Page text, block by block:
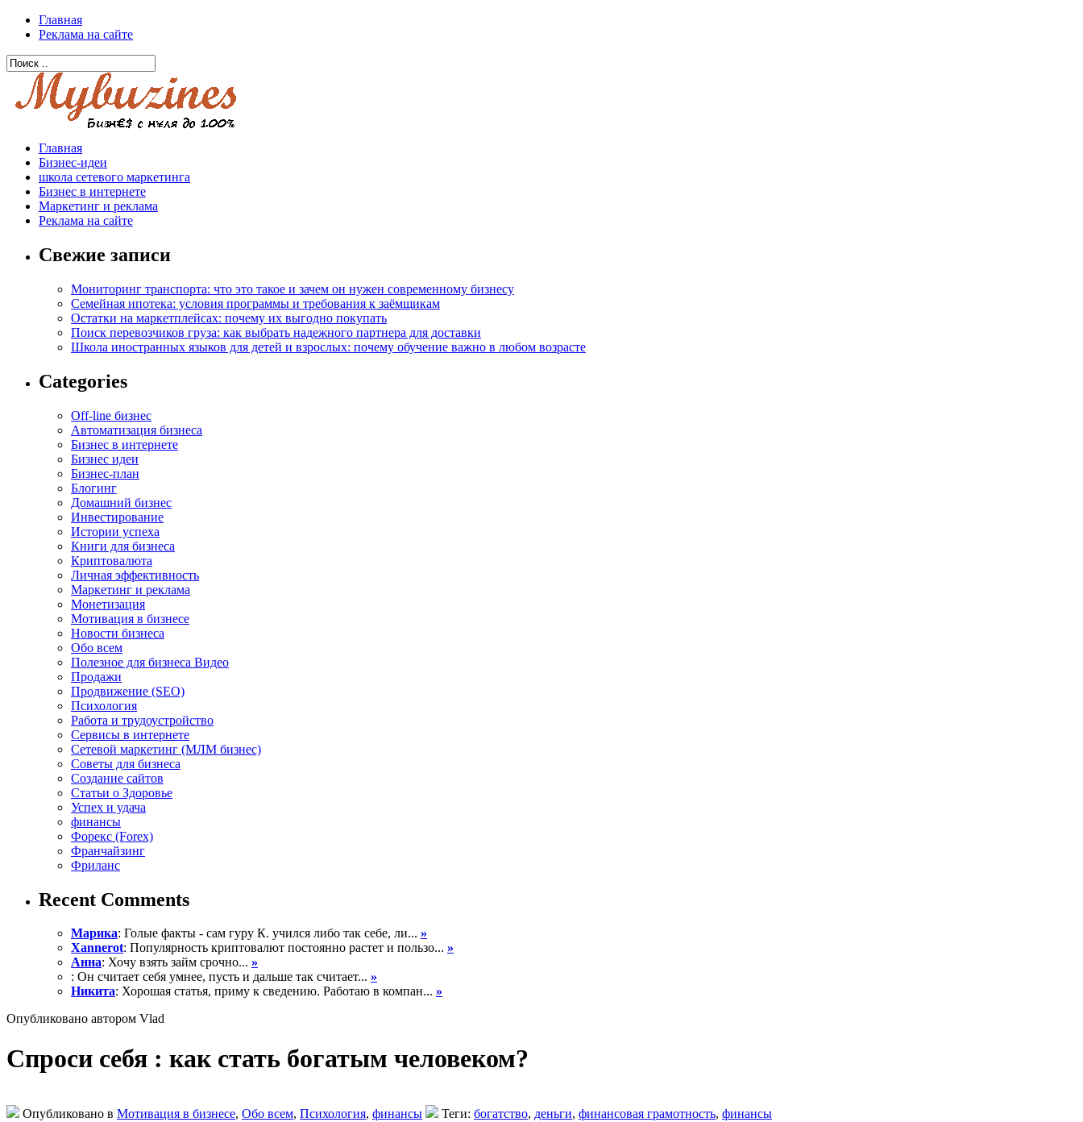
Главная
Реклама на сайте
Главная
Бизнес-идеи
школа сетевого маркетинга
Бизнес в интернете
Маркетинг и реклама
Реклама на сайте
Свежие записи
Мониторинг транспорта: что это такое и зачем он нужен современному бизнесу
Семейная ипотека: условия программы и требования к заёмщикам
Остатки на маркетплейсах: почему их выгодно покупать
Поиск перевозчиков груза: как выбрать надежного партнера для доставки
Школа иностранных языков для детей и взрослых: почему обучение важно в любом возрасте
Categories
Off-line бизнес
Автоматизация бизнеса
Бизнес в интернете
Бизнес идеи
Бизнес-план
Блогинг
Домашний бизнес
Инвестирование
Истории успеха
Книги для бизнеса
Криптовалюта
Личная эффективность
Маркетинг и реклама
Монетизация
Мотивация в бизнесе
Новости бизнеса
Обо всем
Полезное для бизнеса Видео
Продажи
Продвижение (SEO)
Психология
Работа и трудоустройство
Сервисы в интернете
Сетевой маркетинг (МЛМ бизнес)
Советы для бизнеса
Создание сайтов
Статьи о Здоровье
Успех и удача
финансы
Форекс (Forex)
Франчайзинг
Фриланс
Recent Comments
Марика: Голые факты - сам гуру К. учился либо так себе, ли... »
Xannerot: Популярность криптовалют постоянно растет и пользо... »
Анна: Хочу взять займ срочно... »
: Он считает себя умнее, пусть и дальше так считает... »
Никита: Хорошая статья, приму к сведению. Работаю в компан... »
Опубликовано автором Vlad
Спроси себя : как стать богатым человеком?
Опубликовано в Мотивация в бизнесе, Обо всем, Психология, финансы Теги: богатство, деньги, финансовая грамотность, финансы